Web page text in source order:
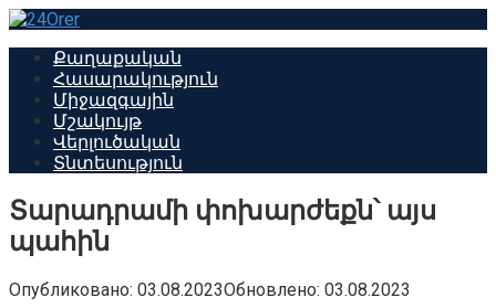
Перейти
контентуՔաղաքական
Հասարակություն
Միջազգային
Մշակույթ
Վերլուծական
Տնտեսություն
Տարադրամի փոխարժեքն՝ այս
պահին
Опубликовано: 03.08.2023Обновлено: 03.08.2023